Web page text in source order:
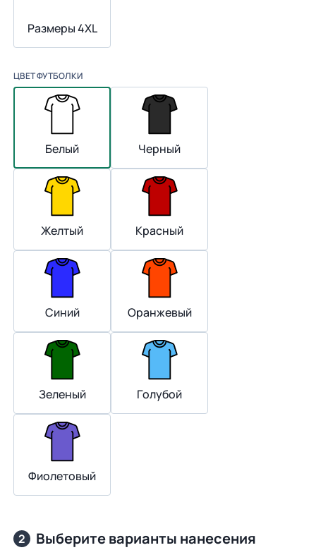
Размеры 4XL
ЦВЕТ ФУТБОЛКИ
Белый Черный
Желтый Красный
Синий Оранжевый
Зеленый Голубой
Фиолетовый
2 Выберите варианты нанесения